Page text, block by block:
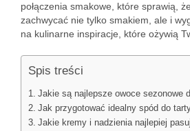
połączenia smakowe, które sprawią,
zachwycać nie tylko smakiem, ale i
na kulinarne inspiracje, które ożywią
Spis treści
Jakie są najlepsze owoce sezonowe
Jak przygotować idealny spód do
Jakie kremy i nadzienia najlepiej